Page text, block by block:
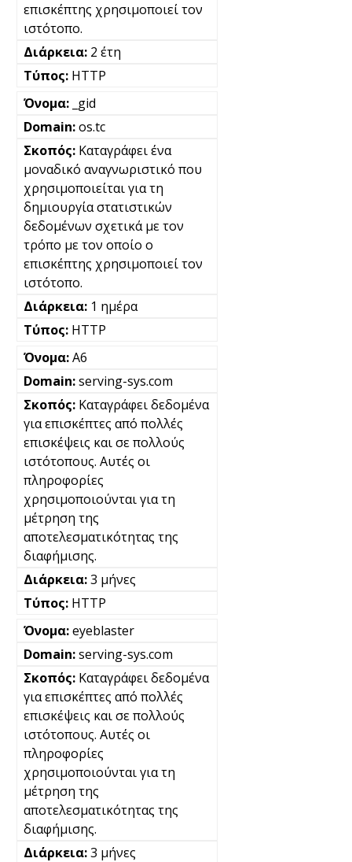
επισκέπτης χρησιμοποιεί τον
ιστότοπο.
2 έτη
HTTP
_gid
os.tc
Καταγράφει ένα
μοναδικό αναγνωριστικό που
χρησιμοποιείται για τη
δημιουργία στατιστικών
δεδομένων σχετικά με τον
τρόπο με τον οποίο ο
επισκέπτης χρησιμοποιεί τον
ιστότοπο.
1 ημέρα
HTTP
A6
serving-sys.com
Καταγράφει δεδομένα
για επισκέπτες από πολλές
επισκέψεις και σε πολλούς
ιστότοπους. Αυτές οι
πληροφορίες
χρησιμοποιούνται για τη
μέτρηση της
αποτελεσματικότητας της
διαφήμισης.
3 μήνες
HTTP
eyeblaster
serving-sys.com
Καταγράφει δεδομένα
για επισκέπτες από πολλές
επισκέψεις και σε πολλούς
ιστότοπους. Αυτές οι
πληροφορίες
χρησιμοποιούνται για τη
μέτρηση της
αποτελεσματικότητας της
διαφήμισης.
3 μήνες